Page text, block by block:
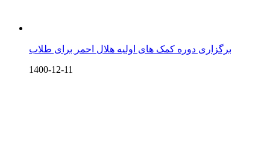
برگزاری دوره کمک های اولیه هلال احمر برای طلاب
1400-12-11